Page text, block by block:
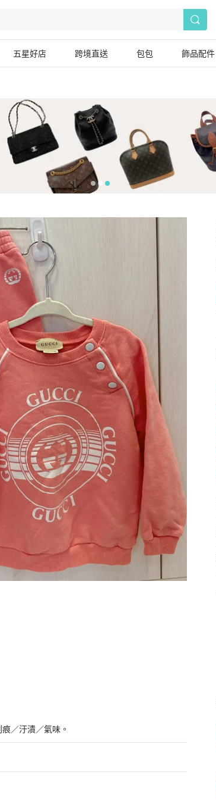
五星好店 跨境直送 包包 飾品配件
／汙漬／氣味。